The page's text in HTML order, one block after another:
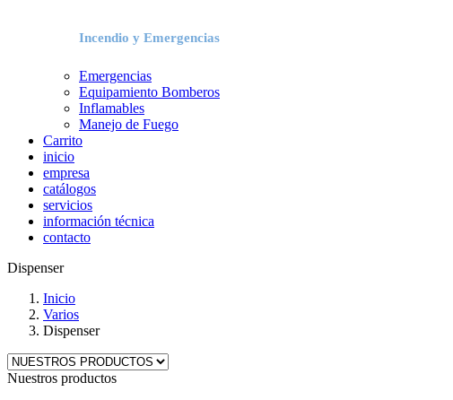
Incendio y Emergencias
Emergencias
Equipamiento Bomberos
Inflamables
Manejo de Fuego
Carrito
inicio
empresa
catálogos
servicios
información técnica
contacto
Dispenser
Inicio
Varios
Dispenser
Nuestros productos